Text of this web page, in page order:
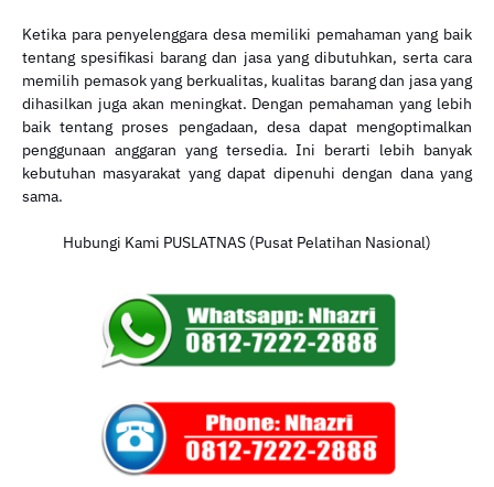
Ketika para penyelenggara desa memiliki pemahaman yang baik
tentang spesifikasi barang dan jasa yang dibutuhkan, serta cara
memilih pemasok yang berkualitas, kualitas barang dan jasa yang
dihasilkan juga akan meningkat. Dengan pemahaman yang lebih
baik tentang proses pengadaan, desa dapat mengoptimalkan
penggunaan anggaran yang tersedia. Ini berarti lebih banyak
kebutuhan masyarakat yang dapat dipenuhi dengan dana yang
sama.
Hubungi Kami PUSLATNAS (Pusat Pelatihan Nasional)